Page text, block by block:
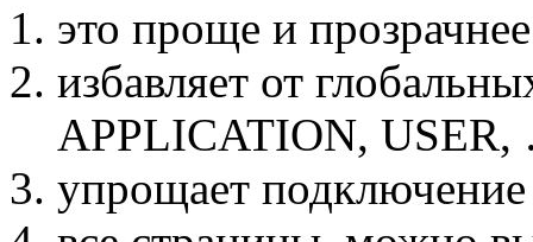
это проще и прозрачнее
избавляет от
APPLICATION,
упрощает